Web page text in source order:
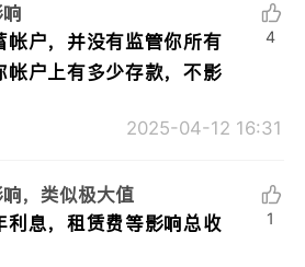
帐户，并没有监管你所有
帐户上有多少存款，不影
2025-04-12 16:31
4
，类似极大值
利息，租赁费等影响总收
1